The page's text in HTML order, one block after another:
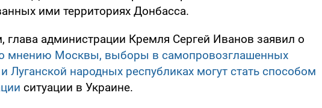
ими территориях Донбасса.
глава администрации Кремля Сергей Иванов заявил о
мнению Москвы, выборы в самопровозглашенных
Луганской народных республиках могут стать способом
ситуации в Украине.